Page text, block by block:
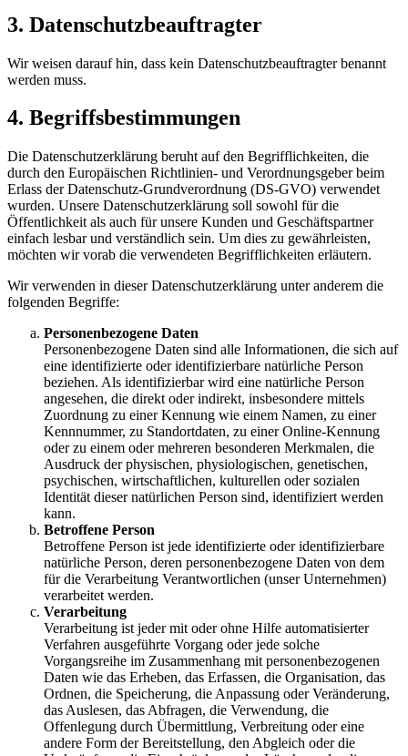
3. Datenschutzbeauftragter
Wir weisen darauf hin, dass kein Datenschutzbeauftragter benannt
werden muss.
4. Begriffsbestimmungen
Die Datenschutzerklärung beruht auf den Begrifflichkeiten, die
durch den Europäischen Richtlinien- und Verordnungsgeber beim
Erlass der Datenschutz-Grundverordnung (DS-GVO) verwendet
wurden. Unsere Datenschutzerklärung soll sowohl für die
Öffentlichkeit als auch für unsere Kunden und Geschäftspartner
einfach lesbar und verständlich sein. Um dies zu gewährleisten,
möchten wir vorab die verwendeten Begrifflichkeiten erläutern.
Wir verwenden in dieser Datenschutzerklärung unter anderem die
folgenden Begriffe:
Personenbezogene Daten
Personenbezogene Daten sind alle Informationen, die sich auf
eine identifizierte oder identifizierbare natürliche Person
beziehen. Als identifizierbar wird eine natürliche Person
angesehen, die direkt oder indirekt, insbesondere mittels
Zuordnung zu einer Kennung wie einem Namen, zu einer
Kennnummer, zu Standortdaten, zu einer Online-Kennung
oder zu einem oder mehreren besonderen Merkmalen, die
Ausdruck der physischen, physiologischen, genetischen,
psychischen, wirtschaftlichen, kulturellen oder sozialen
Identität dieser natürlichen Person sind, identifiziert werden
kann.
Betroffene Person
Betroffene Person ist jede identifizierte oder identifizierbare
natürliche Person, deren personenbezogene Daten von dem
für die Verarbeitung Verantwortlichen (unser Unternehmen)
verarbeitet werden.
Verarbeitung
Verarbeitung ist jeder mit oder ohne Hilfe automatisierter
Verfahren ausgeführte Vorgang oder jede solche
Vorgangsreihe im Zusammenhang mit personenbezogenen
Daten wie das Erheben, das Erfassen, die Organisation, das
Ordnen, die Speicherung, die Anpassung oder Veränderung,
das Auslesen, das Abfragen, die Verwendung, die
Offenlegung durch Übermittlung, Verbreitung oder eine
andere Form der Bereitstellung, den Abgleich oder die